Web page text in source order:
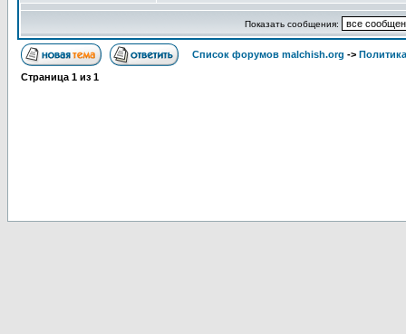
Показать сообщения:
Список форумов malchish.org ->
Страница 1 из 1